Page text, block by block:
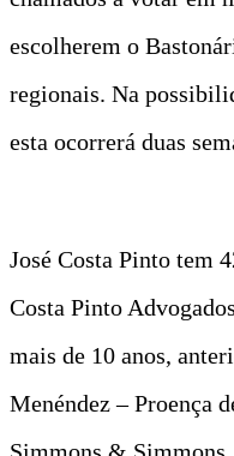
escolherem o
regionais. Na
esta ocorrerá duas
José Costa Pinto tem
Costa Pinto
mais de 10 anos,
Menéndez – Proença